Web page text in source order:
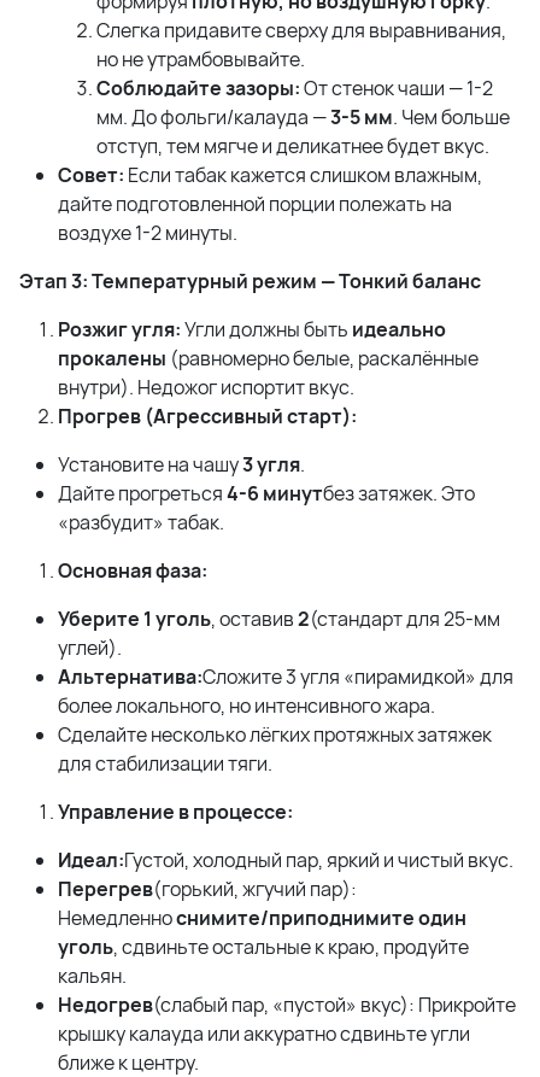
Слегка придавите сверху для выравнивания,
но не утрамбовывайте.
Соблюдайте зазоры:От стенок чаши — 1-2
мм. До фольги/калауда —3-5 мм. Чем больше
отступ, тем мягче и деликатнее будет вкус.
Совет: Если табак кажется слишком влажным,
дайте подготовленной порции полежать на
воздухе 1-2 минуты.
Этап 3: Температурный режим — Тонкий баланс
Розжиг угля:Угли должны быть идеально
прокалены (равномерно белые, раскалённые
внутри). Недожог испортит вкус.
Прогрев (Агрессивный старт):
Установите на чашу3 угля.
Дайте прогреться4-6 минутбез затяжек. Это
«разбудит» табак.
Основная фаза:
Уберите 1 уголь, оставив2(стандарт для 25-мм
углей).
Альтернатива:Сложите 3 угля «пирамидкой» для
более локального, но интенсивного жара.
Сделайте несколько лёгких протяжных затяжек
для стабилизации тяги.
Управление в процессе:
Идеал:Густой, холодный пар, яркий и чистый вкус.
Перегрев(горький, жгучий пар):
Немедленноснимите/приподнимите один
уголь, сдвиньте остальные к краю, продуйте
кальян.
Недогрев(слабый пар, «пустой» вкус): Прикройте
крышку калауда или аккуратно сдвиньте угли
ближе к центру.